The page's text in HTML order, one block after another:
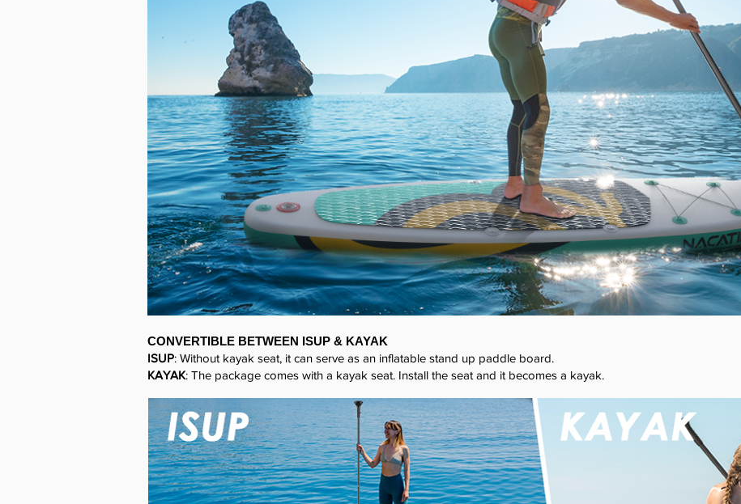
CONVERTIBLE BETWEEN ISUP & KAYAK
ISUP: Without kayak seat, it can serve as an inflatable stand up paddle board.
KAYAK: The package comes with a kayak seat. Install the seat and it becomes a kayak.